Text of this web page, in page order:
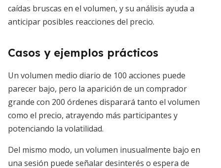
caídas bruscas en el volumen, y su análisis ayuda a
anticipar posibles reacciones del precio.
Casos y ejemplos prácticos
Un volumen medio diario de 100 acciones puede
parecer bajo, pero la aparición de un comprador
grande con 200 órdenes disparará tanto el volumen
como el precio, atrayendo más participantes y
potenciando la volatilidad.
Del mismo modo, un volumen inusualmente bajo en
una sesión puede señalar desinterés o espera de